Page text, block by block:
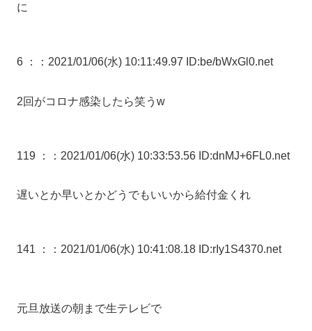
に
6 ： ：2021/01/06(水) 10:11:49.97 ID:be/bWxGl0.net
2回がコロナ感染したら笑うw
119 ： ：2021/01/06(水) 10:33:53.56 ID:dnMJ+6FL0.net
遅いとか早いとかどうでもいいから給付金くれ
141 ： ：2021/01/06(水) 10:41:08.18 ID:rIy1S4370.net
元旦放送の朝まで生テレビで